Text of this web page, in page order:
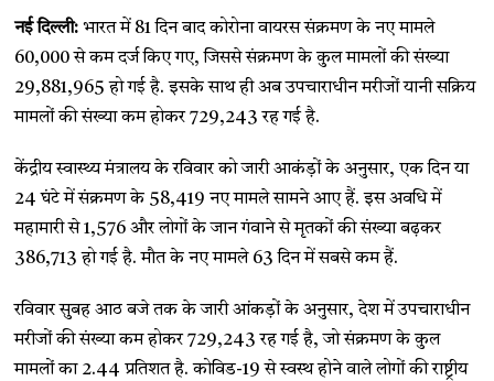
नई दिल्ली: भारत में 81 दिन बाद कोरोना वायरस संक्रमण के नए मामले
60,000 से कम दर्ज किए गए, जिससे संक्रमण के कुल मामलों की संख्या
29,881,965 हो गई है. इसके साथ ही अब उपचाराधीन मरीजों यानी सक्रिय
मामलों की संख्या कम होकर 729,243 रह गई है.
केंद्रीय स्वास्थ्य मंत्रालय के रविवार को जारी आकंड़ों के अनुसार, एक दिन या
24 घंटे में संक्रमण के 58,419 नए मामले सामने आए हैं. इस अवधि में
महामारी से 1,576 और लोगों के जान गंवाने से मृतकों की संख्या बढ़कर
386,713 हो गई है. मौत के नए मामले 63 दिन में सबसे कम हैं.
रविवार सुबह आठ बजे तक के जारी आंकड़ों के अनुसार, देश में उपचाराधीन
मरीजों की संख्या कम होकर 729,243 रह गई है, जो संक्रमण के कुल
मामलों का 2.44 प्रतिशत है. कोविड-19 से स्वस्थ होने वाले लोगों की राष्ट्रीय